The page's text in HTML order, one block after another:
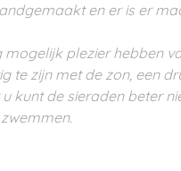
en er is er
mogelijk plezier hebben
te zijn met de zon, een
kunt de sieraden beter